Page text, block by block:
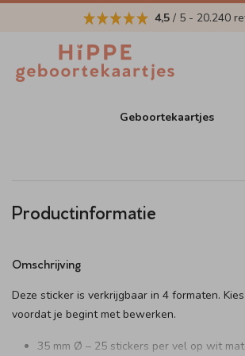
4,5 / 5 - 20.240
Geboortekaartjes
Productinformatie
Omschrijving
Deze sticker is verkrijgbaar in 4 formaten.
voordat je begint met bewerken.
35 mm Ø – 25 stickers per vel op wit